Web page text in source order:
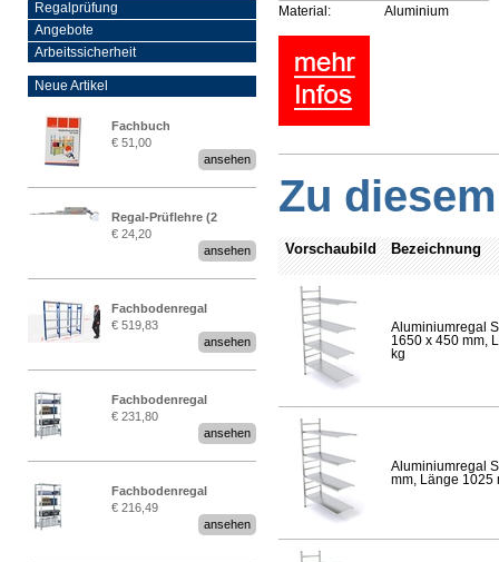
Regalprüfung
Angebote
Arbeitssicherheit
Neue Artikel
Fachbuch
„Regalprüfung nach DIN
€ 51,00
ansehen
Regal-Prüflehre (2
Stück)
€ 24,20
ansehen
Fachbodenregal
Stecksystem MultiPlus
2,25 Meter breit
€ 519,83
ansehen
Fachbodenregal
Stecksystem MultiPlus
€ 231,80
ansehen
Fachbodenregal
Stecksystem MultiPlus
€ 216,49
ansehen
Material:
Aluminium
Zu
Vorschaubild Bezeichnung
Aluminiumregal
1650 x 450 mm,
kg
Aluminiumregal
mm, Länge 1025